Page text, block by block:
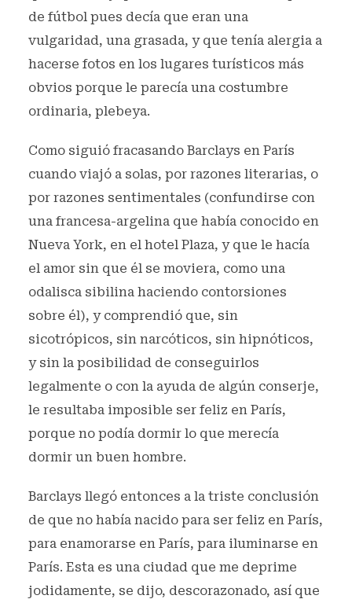
de fútbol pues decía que eran una
vulgaridad, una grasada, y que tenía alergia a
hacerse fotos en los lugares turísticos más
obvios porque le parecía una costumbre
ordinaria, plebeya.
Como siguió fracasando Barclays en París
cuando viajó a solas, por razones literarias, o
por razones sentimentales (confundirse con
una francesa-argelina que había conocido en
Nueva York, en el hotel Plaza, y que le hacía
el amor sin que él se moviera, como una
odalisca sibilina haciendo contorsiones
sobre él), y comprendió que, sin
sicotrópicos, sin narcóticos, sin hipnóticos,
y sin la posibilidad de conseguirlos
legalmente o con la ayuda de algún conserje,
le resultaba imposible ser feliz en París,
porque no podía dormir lo que merecía
dormir un buen hombre.
Barclays llegó entonces a la triste conclusión
de que no había nacido para ser feliz en París,
para enamorarse en París, para iluminarse en
París. Esta es una ciudad que me deprime
jodidamente, se dijo, descorazonado, así que